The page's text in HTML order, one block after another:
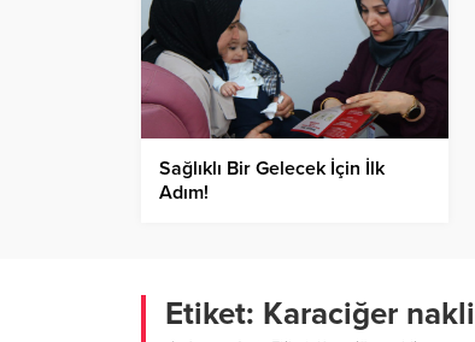
Sağlıklı Bir Gelecek İçin İlk
Adım!
Etiket: Karaciğer nakli